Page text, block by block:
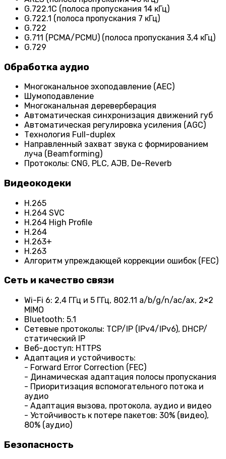
G.722.1C (полоса пропускания 14 кГц)
G.722.1 (полоса пропускания 7 кГц)
G.722
G.711 (PCMA/PCMU) (полоса пропускания 3,4 кГц)
G.729
Обработка аудио
Многоканальное эхоподавление (AEC)
Шумоподавление
Многоканальная дереверберация
Автоматическая синхронизация движений губ
Автоматическая регулировка усиления (AGC)
Технология Full-duplex
Направленный захват звука с формированием
луча (Beamforming)
Протоколы: CNG, PLC, AJB, De-Reverb
Видеокодеки
H.265
H.264 SVC
H.264 High Profile
H.264
H.263+
H.263
Алгоритм упреждающей коррекции ошибок (FEC)
Сеть и качество связи
Wi-Fi 6: 2,4 ГГц и 5 ГГц, 802.11 a/b/g/n/ac/ax, 2×2
MIMO
Bluetooth: 5.1
Сетевые протоколы: TCP/IP (IPv4/IPv6), DHCP/
статический IP
Веб-доступ: HTTPS
Адаптация и устойчивость:
- Forward Error Correction (FEC)
- Динамическая адаптация полосы пропускания
- Приоритизация вспомогательного потока и
аудио
- Адаптация вызова, протокола, аудио и видео
- Устойчивость к потере пакетов: 30% (видео),
80% (аудио)
Безопасность